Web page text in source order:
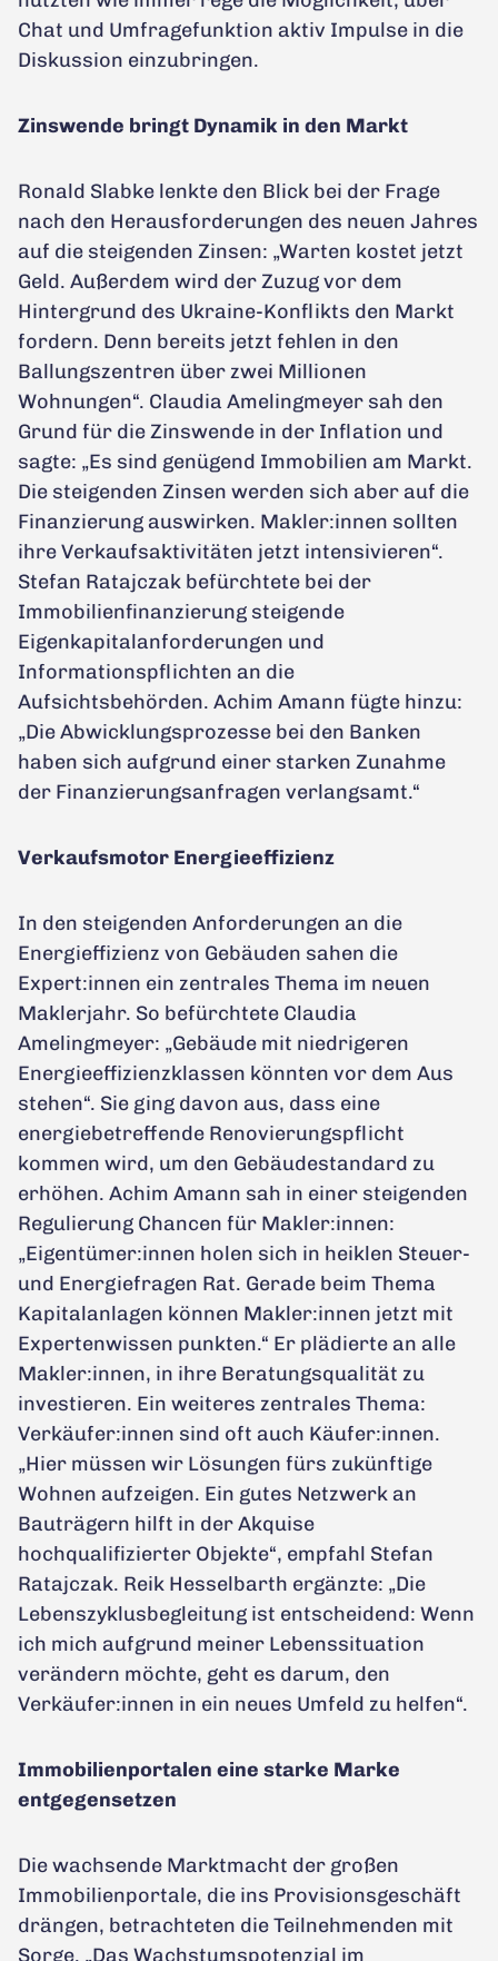
Chat und Umfragefunktion aktiv Impulse in die
Diskussion einzubringen.
Zinswende bringt Dynamik in den Markt
Ronald Slabke lenkte den Blick bei der Frage
nach den Herausforderungen des neuen Jahres
auf die steigenden Zinsen: „Warten kostet jetzt
Geld. Außerdem wird der Zuzug vor dem
Hintergrund des Ukraine-Konflikts den Markt
fordern. Denn bereits jetzt fehlen in den
Ballungszentren über zwei Millionen
Wohnungen“. Claudia Amelingmeyer sah den
Grund für die Zinswende in der Inflation und
sagte: „Es sind genügend Immobilien am Markt.
Die steigenden Zinsen werden sich aber auf die
Finanzierung auswirken. Makler:innen sollten
ihre Verkaufsaktivitäten jetzt intensivieren“.
Stefan Ratajczak befürchtete bei der
Immobilienfinanzierung steigende
Eigenkapitalanforderungen und
Informationspflichten an die
Aufsichtsbehörden. Achim Amann fügte hinzu:
„Die Abwicklungsprozesse bei den Banken
haben sich aufgrund einer starken Zunahme
der Finanzierungsanfragen verlangsamt.“
Verkaufsmotor Energieeffizienz
In den steigenden Anforderungen an die
Energieffizienz von Gebäuden sahen die
Expert:innen ein zentrales Thema im neuen
Maklerjahr. So befürchtete Claudia
Amelingmeyer: „Gebäude mit niedrigeren
Energieeffizienzklassen könnten vor dem Aus
stehen“. Sie ging davon aus, dass eine
energiebetreffende Renovierungspflicht
kommen wird, um den Gebäudestandard zu
erhöhen. Achim Amann sah in einer steigenden
Regulierung Chancen für Makler:innen:
„Eigentümer:innen holen sich in heiklen Steuer-
und Energiefragen Rat. Gerade beim Thema
Kapitalanlagen können Makler:innen jetzt mit
Expertenwissen punkten.“ Er plädierte an alle
Makler:innen, in ihre Beratungsqualität zu
investieren. Ein weiteres zentrales Thema:
Verkäufer:innen sind oft auch Käufer:innen.
„Hier müssen wir Lösungen fürs zukünftige
Wohnen aufzeigen. Ein gutes Netzwerk an
Bauträgern hilft in der Akquise
hochqualifizierter Objekte“, empfahl Stefan
Ratajczak. Reik Hesselbarth ergänzte: „Die
Lebenszyklusbegleitung ist entscheidend: Wenn
ich mich aufgrund meiner Lebenssituation
verändern möchte, geht es darum, den
Verkäufer:innen in ein neues Umfeld zu helfen“.
Immobilienportalen eine starke Marke
entgegensetzen
Die wachsende Marktmacht der großen
Immobilienportale, die ins Provisionsgeschäft
drängen, betrachteten die Teilnehmenden mit
Sorge. „Das Wachstumspotenzial im